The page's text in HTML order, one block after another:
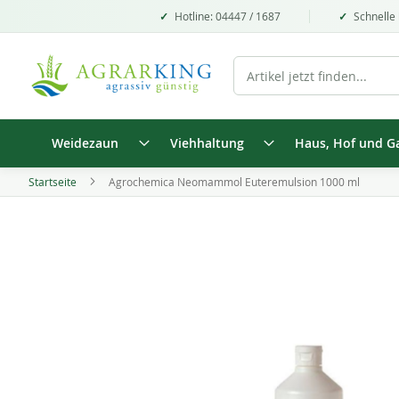
Hotline: 04447 / 1687
Weidezaun Viehhaltung Haus, Hof und
Startseite Agrochemica Neomammol Euteremulsion 1000 ml